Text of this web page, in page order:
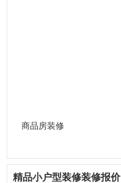
商品房装修
精品小户型装修装修报价